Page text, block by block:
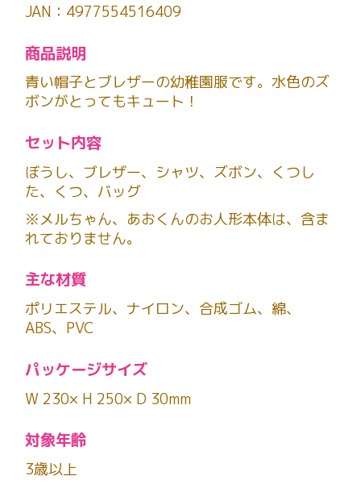
JAN：4977554516409
商品説明
青い帽子とブレザーの幼稚園服です。水色のズ
ボンがとってもキュート！
セット内容
ぼうし、ブレザー、シャツ、ズボン、くつし
た、くつ、バッグ
※メルちゃん、あおくんのお人形本体は、含ま
れておりません。
主な材質
ポリエステル、ナイロン、合成ゴム、綿、
ABS、PVC
パッケージサイズ
W 230× H 250× D 30mm
対象年齢
3歳以上